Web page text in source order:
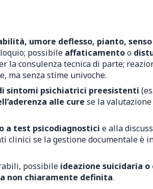
umore deflesso, pianto,
possibile affaticamentoo
la consulenza tecnica di parte;
ma senza stime univoche.
sintomi psichiatrici preesistenti
alle cure se la
a test psicodiagnostici e alla
clinici se la gestione documentale è
possibile ideazione suicidaria
non chiaramente definita.